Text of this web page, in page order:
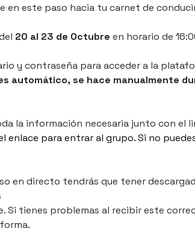
este paso hacia tu carnet de
20 al 23 de Octubre en horario de
y contraseña para acceder a la
automático, se hace manualmente
la información necesaria junto con el
enlace para entrar al grupo. Si no
en directo tendrás que tener
Si tienes problemas al recibir este